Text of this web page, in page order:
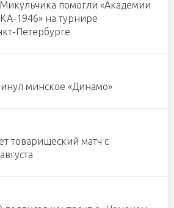
Микульчика помогли «Академии
1946» на турнире
Петербурге
минское «Динамо»
товарищеский матч с